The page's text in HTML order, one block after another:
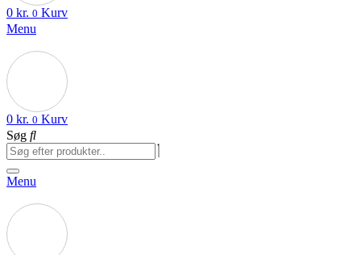
0 kr. 0 Kurv
Menu
0 kr. 0 Kurv
Søg
Menu